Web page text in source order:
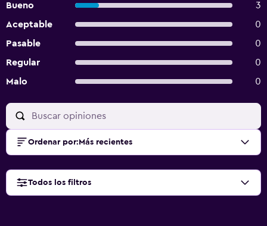
Bueno
3
Aceptable
0
Pasable
0
Regular
0
Malo
0
Ordenar por: Más recientes
Todos los filtros